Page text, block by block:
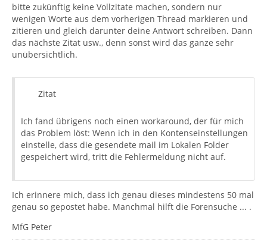
Ordner "gesendet":
Überprüfe die Größe des Posteingangs auf dem
Datenträger:
Rechtsklick auf den Ordner, dann > Eigenschaften >
Dort kann man ablesen, wie groß der Ordner ist mit wie
vielen Mails. Die Anzahl der Mails ist aber in diesem Fall
Ordnergröße, Anzahl aller und die aller ungelesenen
Mails anzeigen, indem man unter Ansicht >
Fensterlayout > Ordnerspalte diese aktiviert. Dann kann
man in der Ordnerspalte durch Klicken auf das
auswählen.
Es ist in Thunderbird nicht möglich auch nur annähernd
die Ordnergröße abzuschätzen (etwa anhand der Größe
und Anzahl der vorhanden Mails).
Der Fehler tritt beim Senden auf, auch bei völlig neu
eingerichtetem Konto, wenn die Grösse von "Gesendet"
mininal (genauer: 0kB) ist. Es scheint also kein reales
bitte zukünftig keine Vollzitate machen, sondern nur
wenigen Worte aus dem vorherigen Thread markieren und
zitieren und gleich darunter deine Antwort schreiben. Dann
das nächste Zitat usw., denn sonst wird das ganze sehr
unübersichtlich.
Zitat
Ich fand übrigens noch einen workaround, der für mich
das Problem löst: Wenn ich in den Kontenseinstellungen
einstelle, dass die gesendete mail im Lokalen Folder
gespeichert wird, tritt die Fehlermeldung nicht auf.
Ich erinnere mich, dass ich genau dieses mindestens 50 mal
genau so gepostet habe. Manchmal hilft die Forensuche ... .
MfG Peter